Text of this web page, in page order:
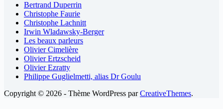
Bertrand Duperrin
Christophe Faurie
Christophe Lachnitt
Irwin Wladawsky-Berger
Les beaux parleurs
Olivier Cimelière
Olivier Ertzscheid
Olivier Ezratty
Philippe Guglielmetti, alias Dr Goulu
Copyright © 2026 - Thème WordPress parCreativeThemes.